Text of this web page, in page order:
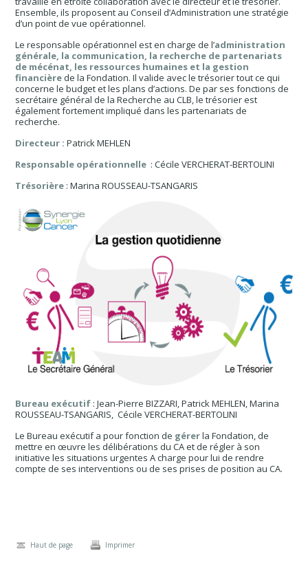
Ensemble, ils proposent au Conseil d’Administration une stratégie
d’un point de vue opérationnel.
Le responsable opérationnel est en charge de l’administration
générale, la communication, la recherche de partenariats
de mécénat, les ressources humaines et la gestion
financièrede la Fondation. Il valide avec le trésorier tout ce qui
concerne le budget et les plans d’actions. De par ses fonctions de
secrétaire général de la Recherche au CLB, le trésorier est
également fortement impliqué dans les partenariats de
recherche.
Directeur :Patrick MEHLEN
Responsable opérationnelle : Cécile VERCHERAT-BERTOLINI
Trésorière : Marina ROUSSEAU-TSANGARIS
Bureau exécutif : Jean-Pierre BIZZARI, Patrick MEHLEN, Marina
ROUSSEAU-TSANGARIS, Cécile VERCHERAT-BERTOLINI
Le Bureau exécutif a pour fonction de gérerla Fondation, de
mettre en œuvre les délibérations du CA et de régler à son
initiative les situations urgentes A charge pour lui de rendre
compte de ses interventions ou de ses prises de position au CA.
Haut de page Imprimer